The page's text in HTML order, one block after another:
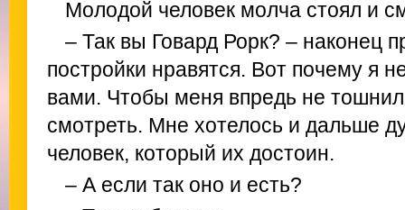
Молодой человек молча стоял и
– Так вы Говард Рорк? – наконец
постройки нравятся. Вот почему я
вами. Чтобы меня впредь не
смотреть. Мне хотелось и дальше
человек, который их достоин.
– А если так оно и есть?